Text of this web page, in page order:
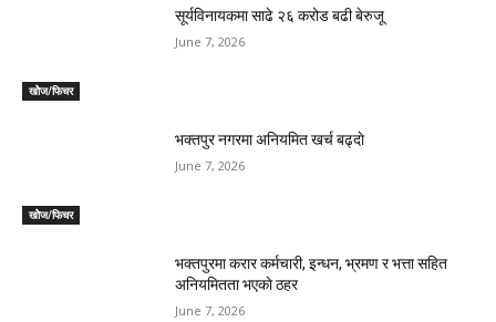
खोेज/फिचर
सूर्यविनायकमा साढे २६ करोड बढी बेरुजू
June 7, 2026
खोेज/फिचर
भक्तपुर नगरमा अनियमित खर्च बढ्दाे
June 7, 2026
भक्तपुरमा करार कर्मचारी, इन्धन, भ्रमण र भत्ता सहित
अनियमितता भएकाे ठहर
June 7, 2026